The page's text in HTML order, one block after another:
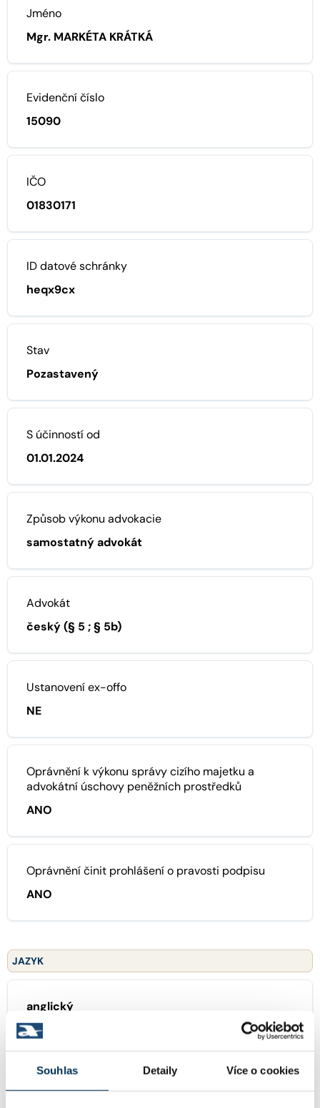
Souhlas Detaily Více o cookies
Jméno
Mgr. MARKÉTA KRÁTKÁ
Evidenční číslo
15090
IČO
01830171
ID datové schránky
heqx9cx
Stav
Pozastavený
S účinností od
01.01.2024
Způsob výkonu advokacie
samostatný advokát
Advokát
český (§ 5 ; § 5b)
Ustanovení ex-offo
NE
Oprávnění k výkonu správy cizího majetku a
advokátní úschovy peněžních prostředků
ANO
Oprávnění činit prohlášení o pravosti podpisu
ANO
JAZYK
anglický
německý